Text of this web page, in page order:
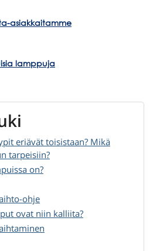
asiakkaitamme
lamppuja
eriävät toisistaan? Mikä
tarpeisiin?
on?
ohje
ovat niin kalliita?